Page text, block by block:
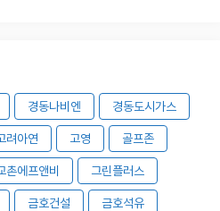
경동나비엔 경동도시가스
려아연 고영 골프존
촌에프앤비 그린플러스
금호건설 금호석유